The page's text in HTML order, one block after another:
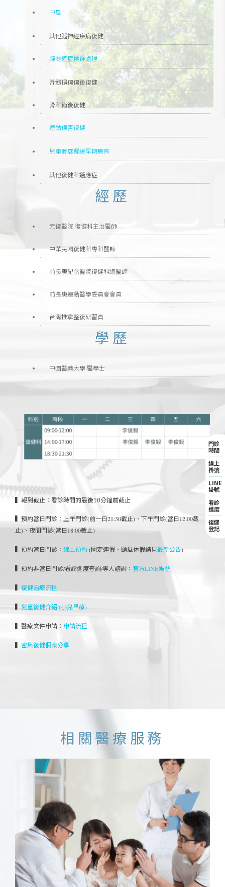
中風
其他腦神經疾病復健
腕隧道症侯群處理
脊髓損傷傷後復健
骨科術後復健
運動傷害復健
兒童發展遲緩早期療育
其他復健科適應症
經歷
元復醫院 復健科主治醫師
中華民國復健科專科醫師
前長庚紀念醫院復健科總醫師
前長庚運動醫學委員會會員
台灣推拿整復研習員
學歷
中國醫藥大學 醫學士
▍報到截止：看診時間的最後10分鐘前截止
▍預約當日門診： 上午門診(前一日21:30截止)、 下午門診(當日12:00截
止)、 夜間門診(當日18:00截止)
▍預約當日門診： 線上預約(國定連假、颱風休假請見最新公告)
▍預約非當日門診/看診進度查詢/專人諮詢： 官方LINE帳號
復健治療流程
兒童復健介紹 (小兒早療)
▍醫療文件申請： 申請流程
密集復健個案分享
相關醫療服務
門診
時間
線上
掛號
LINE
掛號
看診
進度
復健
登記